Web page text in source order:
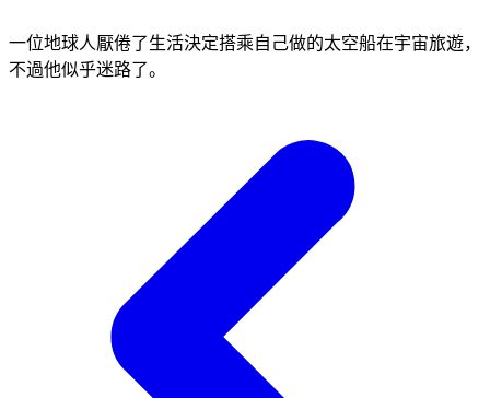
一位地球人厭倦了生活決定搭乘自己做的太空船在宇宙旅遊，
不過他似乎迷路了。